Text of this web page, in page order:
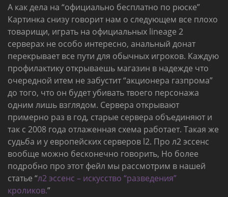
А как дела на “официально бесплатно по рюске”
Картинка снизу говорит нам о следующем все плохо
товарищи, играть на официальных lineage 2
серверах не особо интересно, анальный донат
перекрывает все пути для обычных игроков. Каждую
профилактику открываешь магазин в надежде что
очередной итем не забустит “акционера газпрома”
до того, что он будет убивать твоего персонажа
одним лишь взглядом. Сервера открывают
примерно раз в год, старые сервера объединяют и
так с 2008 года отлаженная схема работает. Такая же
судьба и у европейских серверов l2. Про л2 эссенс
вообще можно бесконечно говорить, Но более
подробно про этот фейл мы рассмотрим в нашей
статье “л2 эссенс – искусство “разведения”
кроликов.”